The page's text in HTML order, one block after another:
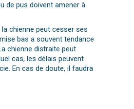
de pus doivent amener à
chienne peut cesser ses
bas a souvent tendance
chienne distraite peut
cas, les délais peuvent
En cas de doute, il faudra